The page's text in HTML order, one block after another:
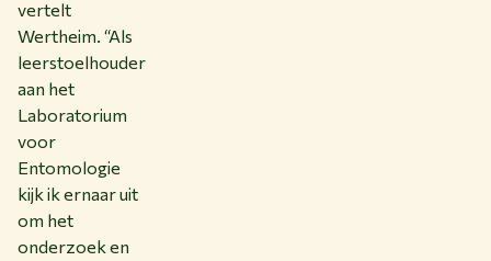
vertelt
Wertheim. “Als
leerstoelhouder
aan het
Laboratorium
voor
Entomologie
kijk ik ernaar uit
om het
onderzoek en